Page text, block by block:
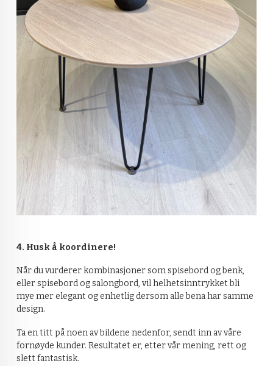
4. Husk å koordinere!
Når du vurderer kombinasjoner som spisebord og benk,
eller spisebord og salongbord, vil helhetsinntrykket bli
mye mer elegant og enhetlig dersom alle bena har samme
design.
Ta en titt på noen av bildene nedenfor, sendt inn av våre
fornøyde kunder. Resultatet er, etter vår mening, rett og
slett fantastisk.